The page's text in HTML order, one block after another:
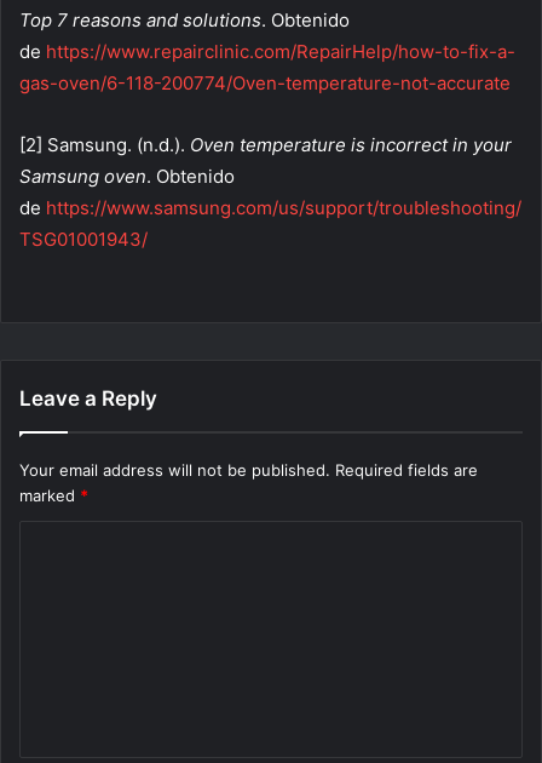
Top 7 reasons and solutions. Obtenido
de https://www.repairclinic.com/RepairHelp/how-to-fix-a-
gas-oven/6-118-200774/Oven-temperature-not-accurate
[2] Samsung. (n.d.). Oven temperature is incorrect in your
Samsung oven. Obtenido
de https://www.samsung.com/us/support/troubleshooting/
TSG01001943/
Leave a Reply
Your email address will not be published. Required fields are
marked *